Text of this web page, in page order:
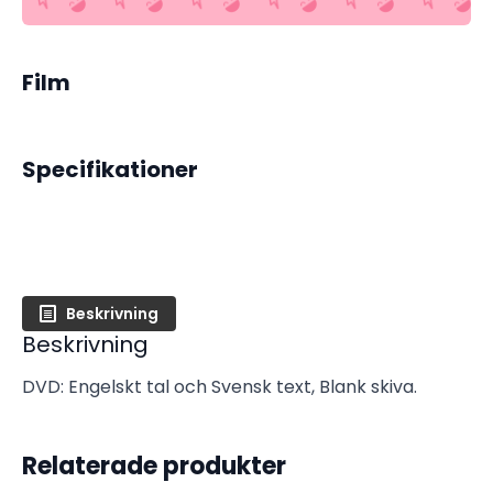
mängd
Film
Specifikationer
Beskrivning
Beskrivning
DVD: Engelskt tal och Svensk text, Blank skiva.
Relaterade produkter